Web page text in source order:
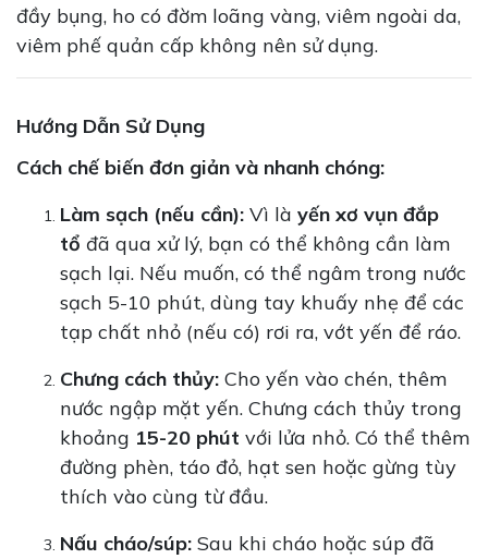
đầy bụng, ho có đờm loãng vàng, viêm ngoài da,
viêm phế quản cấp không nên sử dụng.
Hướng Dẫn Sử Dụng
Cách chế biến đơn giản và nhanh chóng:
Làm sạch (nếu cần): Vì là yến xơ vụn đắp
tổ đã qua xử lý, bạn có thể không cần làm
sạch lại. Nếu muốn, có thể ngâm trong nước
sạch 5-10 phút, dùng tay khuấy nhẹ để các
tạp chất nhỏ (nếu có) rơi ra, vớt yến để ráo.
Chưng cách thủy: Cho yến vào chén, thêm
nước ngập mặt yến. Chưng cách thủy trong
khoảng 15-20 phút với lửa nhỏ. Có thể thêm
đường phèn, táo đỏ, hạt sen hoặc gừng tùy
thích vào cùng từ đầu.
Nấu cháo/súp: Sau khi cháo hoặc súp đã